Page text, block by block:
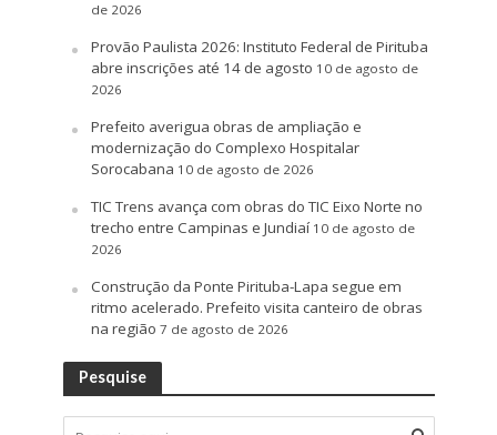
de 2026
Provão Paulista 2026: Instituto Federal de Pirituba
abre inscrições até 14 de agosto 10 de agosto de
2026
Prefeito averigua obras de ampliação e
modernização do Complexo Hospitalar
Sorocabana 10 de agosto de 2026
TIC Trens avança com obras do TIC Eixo Norte no
trecho entre Campinas e Jundiaí 10 de agosto de
2026
Construção da Ponte Pirituba-Lapa segue em
ritmo acelerado. Prefeito visita canteiro de obras
na região 7 de agosto de 2026
Pesquise